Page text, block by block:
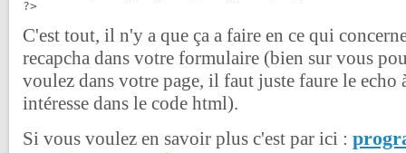
C'est tout, il n'y a que ça a faire en ce qui
recapcha dans votre formulaire (bien sur vous
voulez dans votre page, il faut juste faure le
intéresse dans le code html).
Si vous voulez en savoir plus c'est par ici :